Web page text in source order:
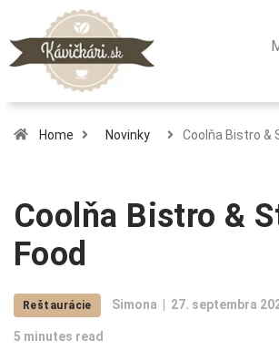
Home Novinky Coolňa Bistro &
Coolňa Bistro &
Food
Reštaurácie Simona 27. septembra
5 minutes read